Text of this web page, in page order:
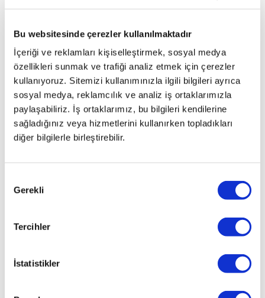
Bu websitesinde çerezler kullanılmaktadır
İçeriği ve reklamları kişiselleştirmek, sosyal medya
özellikleri sunmak ve trafiği analiz etmek için çerezler
kullanıyoruz. Sitemizi kullanımınızla ilgili bilgileri ayrıca
sosyal medya, reklamcılık ve analiz iş ortaklarımızla
paylaşabiliriz. İş ortaklarımız, bu bilgileri kendilerine
sağladığınız veya hizmetlerini kullanırken topladıkları
diğer bilgilerle birleştirebilir.
Seçimi
Gerekli
Tercihler
İstatistikler